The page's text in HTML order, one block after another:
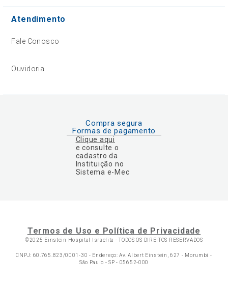
Atendimento
Fale Conosco
Ouvidoria
Compra segura
Formas de pagamento
Clique aqui
e consulte o
cadastro da
Instituição no
Sistema e-Mec
Termos de Uso e Política de Privacidade
©2025 Einstein Hospital Israelita -TODOS OS DIREITOS RESERVADOS
CNPJ: 60.765.823/0001-30 - Endereço: Av. Albert Einstein, 627 - Morumbi -
São Paulo - SP - 05652-000